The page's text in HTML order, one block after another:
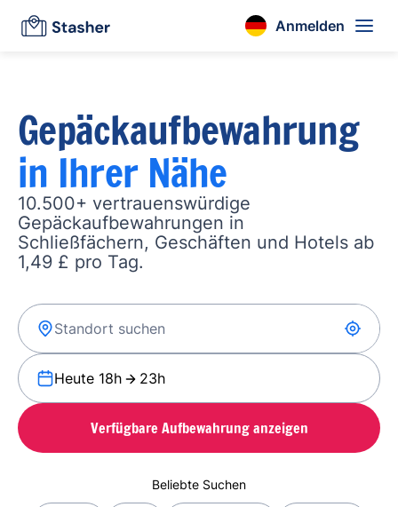
Anmelden
Gepäckaufbewahrung
in Ihrer Nähe
10.500+ vertrauenswürdige
Gepäckaufbewahrungen in
Schließfächern, Geschäften und Hotels ab
1,49 £ pro Tag.
Heute 18h 23h
Verfügbare Aufbewahrung anzeigen
Beliebte Suchen